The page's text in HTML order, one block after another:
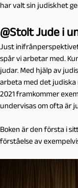
har valt sin judiskhet
@Stolt Jude i
Just
spår vi arbetar med.
judar. Med hjälp av
arbeta med det
2021 framkommer
undervisas om ofta är
Boken är den första i
förståelse av